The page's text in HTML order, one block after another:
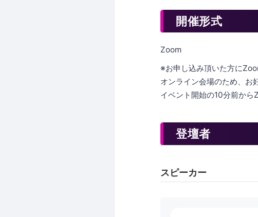
開催形式
Zoom
※お申し込み頂いた方に
オンライン会場のため、お
イベント開始の10分前から
登壇者
スピーカー